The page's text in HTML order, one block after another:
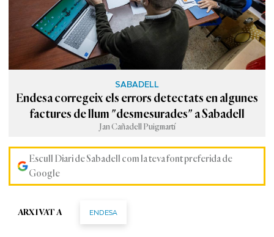
SABADELL
Endesa corregeix els errors detectats en algunes
factures de llum "desmesurades" a Sabadell
Jan Cañadell Puigmartí
Escull Diari de Sabadell com la teva font preferida de
Google
ARXIVAT A ENDESA